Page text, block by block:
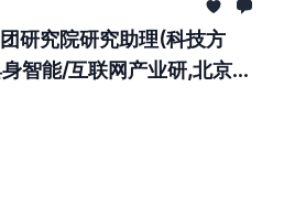
研究院研究助理(科技方
智能/互联网产业研,北京/